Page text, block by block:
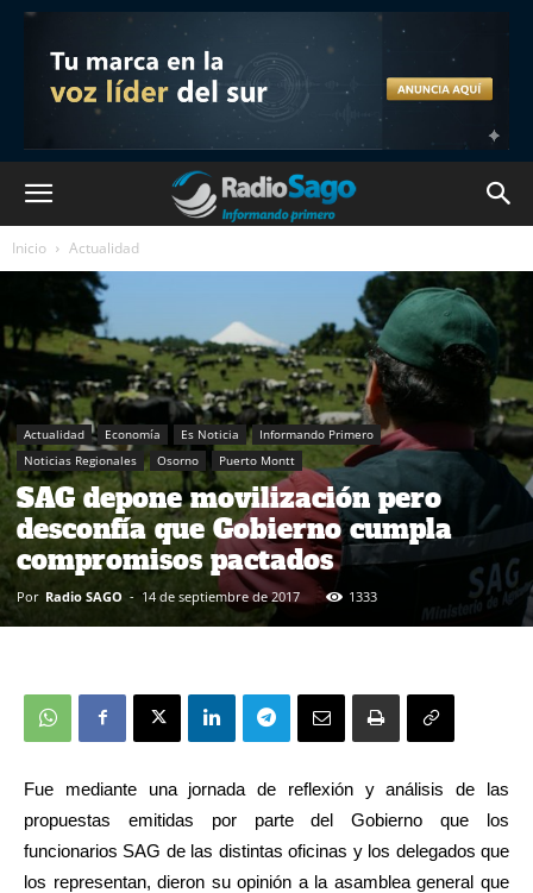
Inicio Actualidad
Actualidad Economía Es Noticia
Informando Primero
Noticias Regionales
Osorno Puerto Montt
SAG depone movilización pero
desconfía que Gobierno cumpla
compromisos pactados
Por Radio SAGO - 14 de septiembre de 2017 1333
Fue mediante una jornada de reflexión y análisis de las
propuestas emitidas por parte del Gobierno que los
funcionarios SAG de las distintas oficinas y los delegados que
los representan, dieron su opinión a la asamblea general que